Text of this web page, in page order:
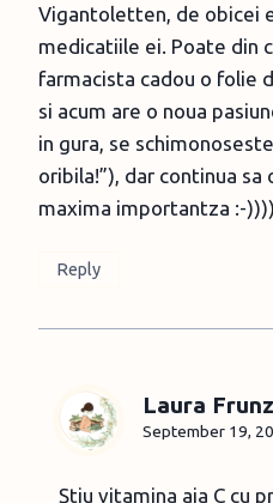
Vigantoletten, de obicei
medicatiile ei. Poate din
farmacista cadou o folie
si acum are o noua
in gura, se
oribila!”), dar continua
maxima importantza :-))))
Reply
Laura
September 19,
Ştiu vitamina aia C cu